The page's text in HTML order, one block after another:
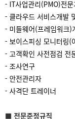
- IT사업관리(PMO)전
- 클라우드 서비스개발
- 미들웨어(프레임워크)
- 보이스피싱 모니터링(
- 고객확인 사전점검 전
- 조사연구
- 안전관리자
- 사격단 트레이너
■ 전문준정규직